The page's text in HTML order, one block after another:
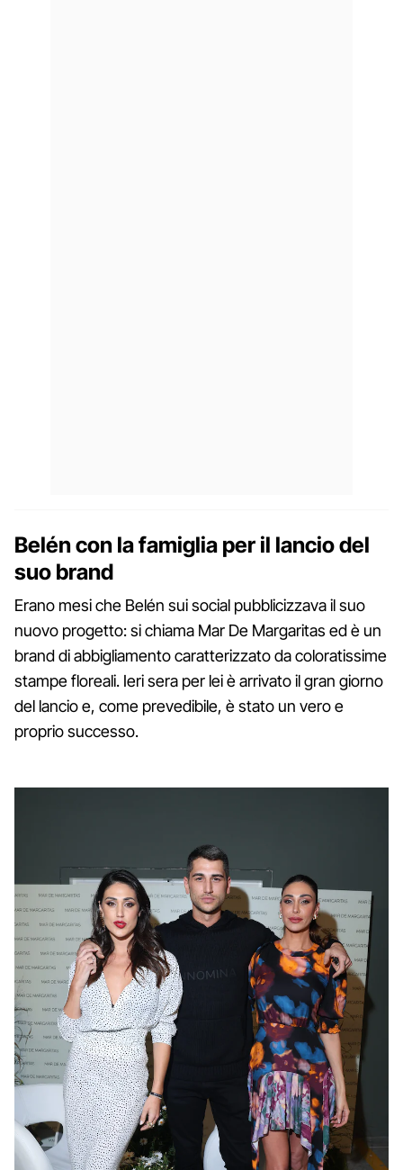
Belén con la famiglia per il lancio del
suo brand
Erano mesi che Belén sui social pubblicizzava il suo
nuovo progetto: si chiama Mar De Margaritas ed è un
brand di abbigliamento caratterizzato da coloratissime
stampe floreali. Ieri sera per lei è arrivato il gran giorno
del lancio e, come prevedibile, è stato un vero e
proprio successo.